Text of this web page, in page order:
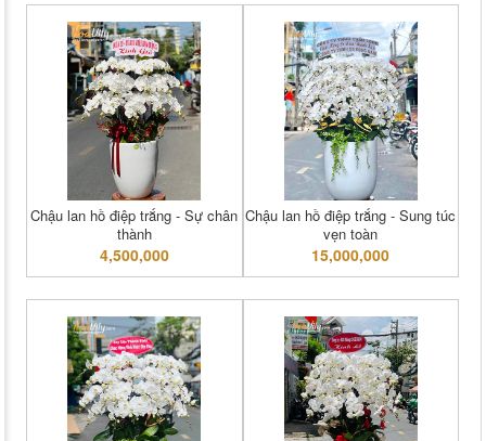
Chậu lan hồ điệp trắng - Sự chân
thành
4,500,000
Chậu lan hồ điệp trắng - Sung túc
vẹn toàn
15,000,000